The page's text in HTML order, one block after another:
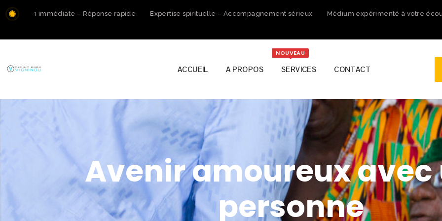
immédiate – Réponse rapide Expertise spirituelle – Accompagnement sérieux Médium expérimenté à votre écoute
ACCUEIL A PROPOS SERVICES
NOUVEAU
CONTACT
Avenir amoureux avec
personne